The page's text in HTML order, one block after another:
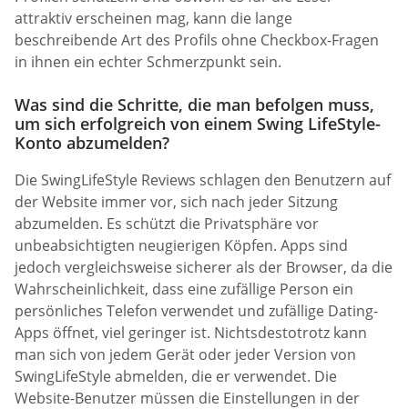
attraktiv erscheinen mag, kann die lange
beschreibende Art des Profils ohne Checkbox-Fragen
in ihnen ein echter Schmerzpunkt sein.
Was sind die Schritte, die man befolgen muss,
um sich erfolgreich von einem Swing LifeStyle-
Konto abzumelden?
Die SwingLifeStyle Reviews schlagen den Benutzern auf
der Website immer vor, sich nach jeder Sitzung
abzumelden. Es schützt die Privatsphäre vor
unbeabsichtigten neugierigen Köpfen. Apps sind
jedoch vergleichsweise sicherer als der Browser, da die
Wahrscheinlichkeit, dass eine zufällige Person ein
persönliches Telefon verwendet und zufällige Dating-
Apps öffnet, viel geringer ist. Nichtsdestotrotz kann
man sich von jedem Gerät oder jeder Version von
SwingLifeStyle abmelden, die er verwendet. Die
Website-Benutzer müssen die Einstellungen in der